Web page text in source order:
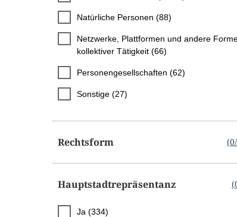
Natürliche Personen (88)
Netzwerke, Plattformen und andere
kollektiver Tätigkeit (66)
Personengesellschaften (62)
Sonstige (27)
Rechtsform (0/
Hauptstadtrepräsentanz (
Ja (334)